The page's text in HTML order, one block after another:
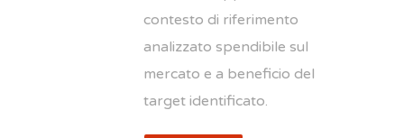
contesto di riferimento
analizzato spendibile sul
mercato e a beneficio del
target identificato.